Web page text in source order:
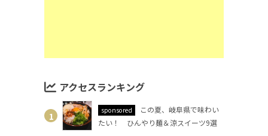
アクセスランキング
sponsored
この夏、岐阜県で味わい
たい！ ひんやり麺＆涼スイーツ9選